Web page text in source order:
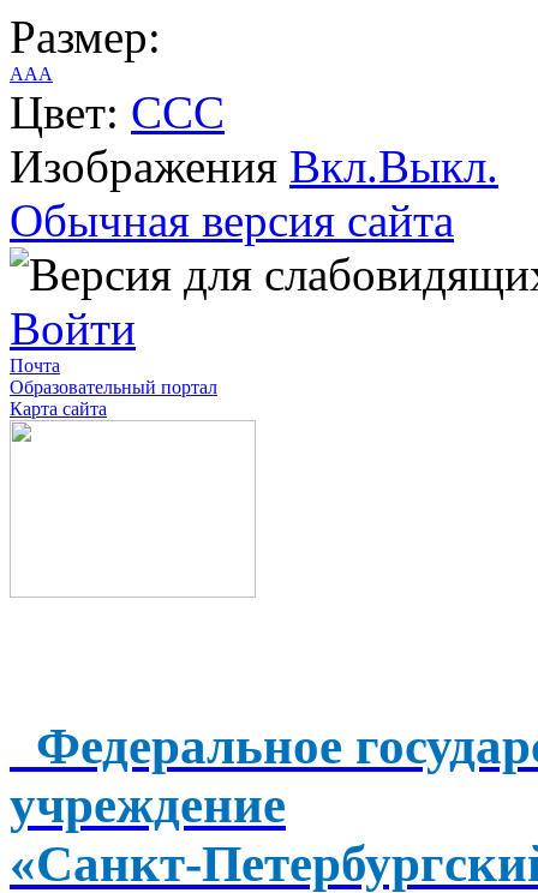
Размер:
AAA
Цвет: CCC
Изображения Вкл.Выкл.
Обычная версия сайта
Войти
Почта
Образовательный портал
Карта сайта
Федеральное
учреждение
«Санкт-